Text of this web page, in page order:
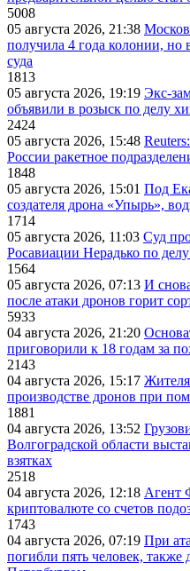
5008
05 августа 2026, 21:38
получила 4 года колонии, но
суда
1813
05 августа 2026, 19:19 Экс-
объявили в розыск по делу
2424
05 августа 2026, 15:48
России ракетное
1848
05 августа 2026, 15:01 Под
создателя дрона «Упырь»,
1714
05 августа 2026, 11:03 Суд
Росавиации Нерадько по
1564
05 августа 2026, 07:13 И
после атаки дронов горит
5933
04 августа 2026, 21:20
приговорили к 18 годам за
2143
04 августа 2026, 15:17
производстве дронов при
1881
04 августа 2026, 13:52
Волгоградской области
взятках
2518
04 августа 2026, 12:18 Агент
криптовалюте со счетов
1743
04 августа 2026, 07:19 При
погибли пять человек, также